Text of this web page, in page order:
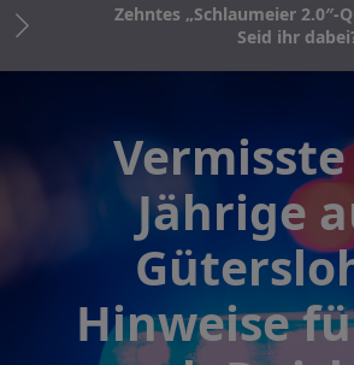
Zehntes „Schlaumeier 2.0″-
Seid ihr dabei?
Vermisste
Jährige
Hinweise